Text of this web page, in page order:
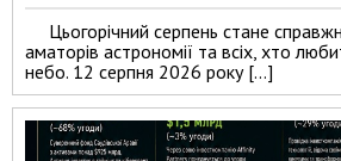
Цьогорічний серпень стане
аматорів астрономії та всіх, хто
небо. 12 серпня 2026 року […]